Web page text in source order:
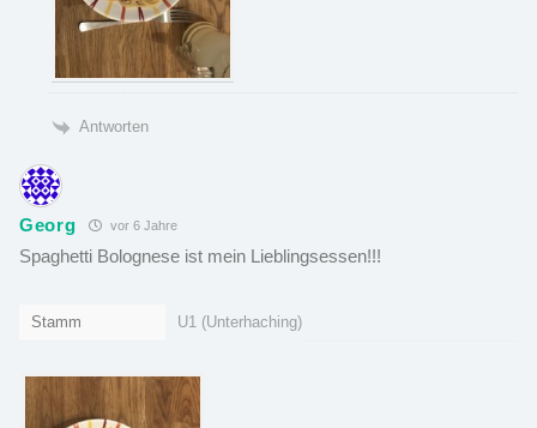
Antworten
Georg vor 6 Jahre
Spaghetti Bolognese ist mein Lieblingsessen!!!
Stamm U1 (Unterhaching)